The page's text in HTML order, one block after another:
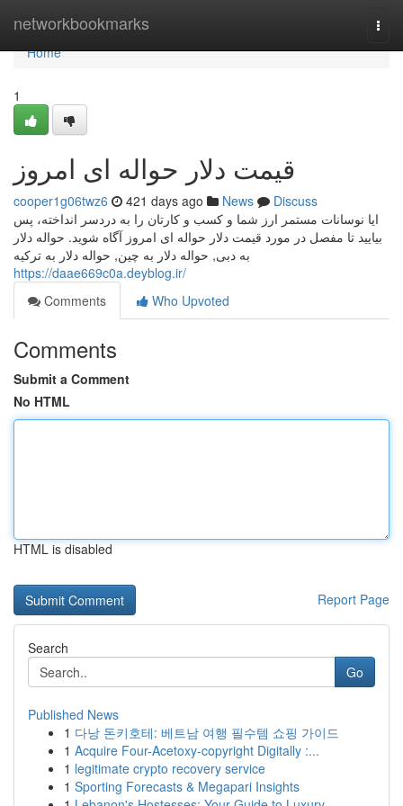
networkbookmarks
Home
Home
1
قیمت دلار حواله ای امروز
cooper1g06twz6 421 days ago News
Discuss
ایا نوسانات مستمر ارز شما و کسب و کارتان را به دردسر انداخته، پس
بیایید تا مفصل در مورد قیمت دلار حواله ای امروز آگاه شوید. حواله دلار
به دبی, حواله دلار به چین, حواله دلار به ترکیه
https://daae669c0a.deyblog.ir/
Comments
Who Upvoted
Comments
Submit a Comment
No HTML
HTML is disabled
Report Page
Search
Go
Published News
1 다낭 돈키호테: 베트남 여행 필수템 쇼핑 가이드
1 Acquire Four-Acetoxy-copyright Digitally :...
1 legitimate crypto recovery service
1 Sporting Forecasts & Megapari Insights